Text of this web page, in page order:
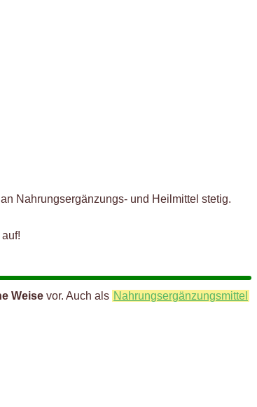
Nahrungsergänzungs- und Heilmittel stetig.
Weise vor. Auch als Nahrungsergänzungsmittel